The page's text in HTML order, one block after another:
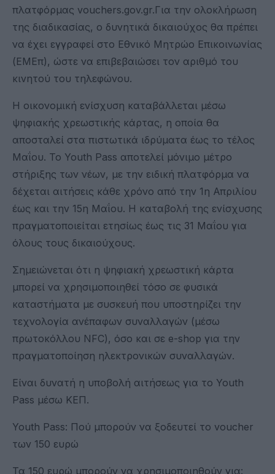
πλατφόρμας vouchers.gov.gr.Για την ολοκλήρωση
της διαδικασίας, ο δυνητικά δικαιούχος θα πρέπει
να έχει εγγραφεί στο Εθνικό Μητρώο Επικοινωνίας
(ΕΜΕπ), ώστε να επιβεβαιώσει τον αριθμό του
κινητού του τηλεφώνου.
Η οικονομική ενίσχυση καταβάλλεται μέσω
ψηφιακής χρεωστικής κάρτας, η οποία θα
αποσταλεί στα πιστωτικά ιδρύματα έως το τέλος
Μαΐου. Το Youth Pass αποτελεί μόνιμο μέτρο
στήριξης των νέων, με την ειδική πλατφόρμα να
δέχεται αιτήσεις κάθε χρόνο από την 1η Απριλίου
έως και την 15η Μαΐου. Η καταβολή της ενίσχυσης
πραγματοποιείται ετησίως έως τις 31 Μαΐου για
όλους τους δικαιούχους.
Σημειώνεται ότι η ψηφιακή χρεωστική κάρτα
μπορεί να χρησιμοποιηθεί τόσο σε φυσικά
καταστήματα με συσκευή που υποστηρίζει την
τεχνολογία ανέπαφων συναλλαγών (μέσω
πρωτοκόλλου NFC), όσο και σε e-shop για την
πραγματοποίηση ηλεκτρονικών συναλλαγών.
Είναι δυνατή η υποβολή αιτήσεως για το Youth
Pass μέσω ΚΕΠ.
Youth Pass: Πού μπορούν να ξοδευτεί το voucher
των 150 ευρώ
Τα 150 ευρώ μπορούν να χρησιμοποιηθούν για: